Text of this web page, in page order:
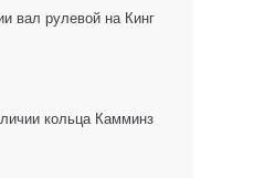
вал рулевой на Кинг
кольца Камминз